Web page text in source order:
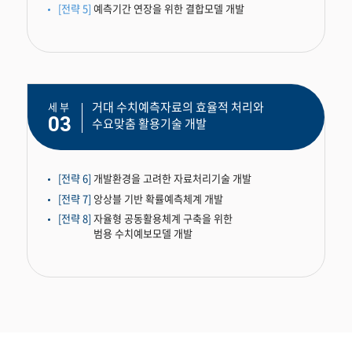
[전략 5] 예측기간 연장을 위한 결합모델 개발
세 부
03
거대 수치예측자료의 효율적 처리와
수요맞춤 활용기술 개발
[전략 6] 개발환경을 고려한 자료처리기술 개발
[전략 7] 앙상블 기반 확률예측체계 개발
[전략 8] 자율형 공동활용체계 구축을 위한
범용 수치예보모델 개발